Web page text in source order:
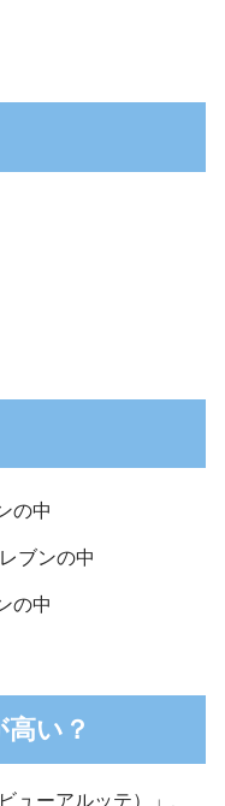
の中
ブンの中
の中
い？
ューアルッテ）」、